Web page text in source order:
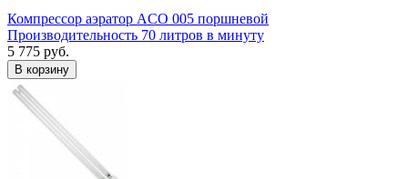
Компрессор аэратор ACO 005 поршневой
Производительность 70 литров в минуту
5 775 руб.
В корзину